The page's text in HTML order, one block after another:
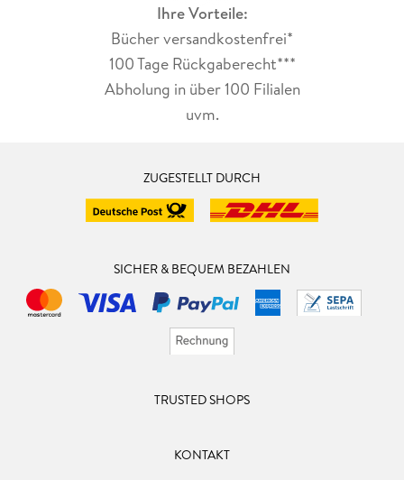
Ihre Vorteile:
Bücher versandkostenfrei*
100 Tage Rückgaberecht***
Abholung in über 100 Filialen
uvm.
ZUGESTELLT DURCH
SICHER & BEQUEM BEZAHLEN
TRUSTED SHOPS
KONTAKT